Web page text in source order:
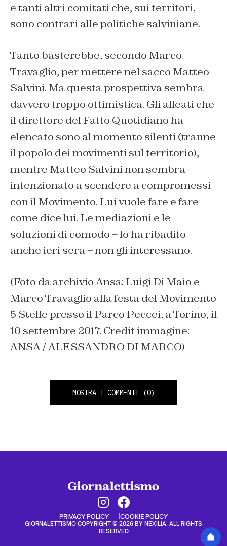
e tanti altri comitati che, sui territori,
sono contrari alle politiche salviniane.
Tanto basterebbe, secondo Marco
Travaglio, per mettere nel sacco Matteo
Salvini. Ma questa prospettiva sembra
davvero troppo ottimistica. Gli alleati che
il direttore delFatto Quotidianoha
elencato sono al momento silenti (tranne
il popolo dei movimenti sul territorio),
mentre Matteo Salvini non sembra
intenzionato a scendere a compromessi
con il Movimento. Lui vuole fare e fare
come dice lui. Le mediazioni e le
soluzioni di comodo – lo ha ribadito
anche ieri sera – non gli interessano.
(Foto da archivio Ansa: Luigi Di Maio e
Marco Travaglio alla festa del Movimento
5 Stelle presso il Parco Peccei, a Torino, il
10 settembre 2017. Credit immagine:
ANSA / ALESSANDRO DI MARCO)
MOSTRA I COMMENTI (0)
PRIVACY POLICY COOKIE POLICY
GIORNALETTISMO COPYRIGHT © 2026 BY NEXILIA. ALL RIGHTS
RESERVED